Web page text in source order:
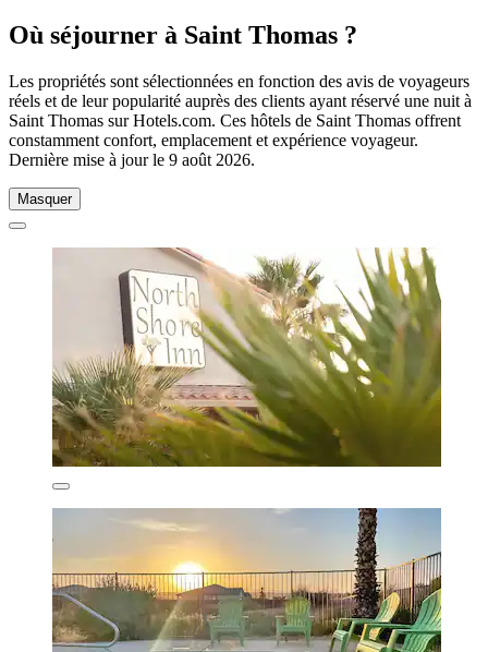
Où séjourner à Saint Thomas ?
Les propriétés sont sélectionnées en fonction des avis de voyageurs
réels et de leur popularité auprès des clients ayant réservé une nuit à
Saint Thomas sur Hotels.com. Ces hôtels de Saint Thomas offrent
constamment confort, emplacement et expérience voyageur.
Dernière mise à jour le 9 août 2026.
Masquer